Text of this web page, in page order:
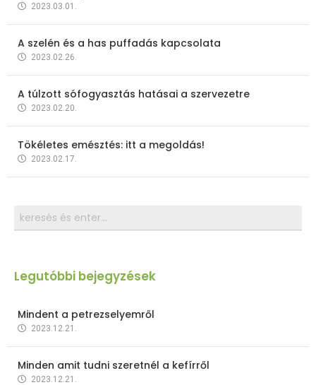
2023.03.01.
A szelén és a has puffadás kapcsolata
2023.02.26.
A túlzott sófogyasztás hatásai a szervezetre
2023.02.20.
Tökéletes emésztés: itt a megoldás!
2023.02.17.
Legutóbbi bejegyzések
Mindent a petrezselyemről
2023.12.21.
Minden amit tudni szeretnél a kefírről
2023.12.21.